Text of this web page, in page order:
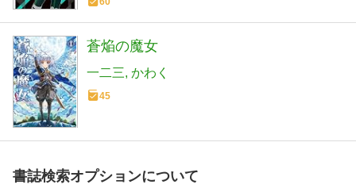
蒼焔の魔女
一二三 かわく
45
書誌検索オプションについて